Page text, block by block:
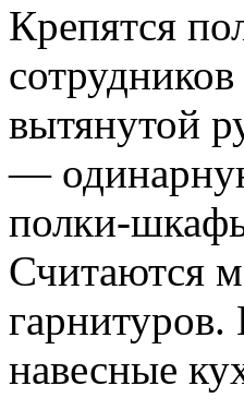
Крепятся
вытянутой
—
полки-
Считаются
навесные